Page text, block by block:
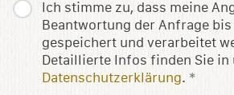
Ich stimme zu, dass meine
Beantwortung der Anfrage
gespeichert und verarbeitet
Detaillierte Infos finden Sie in
Datenschutzerklärung. *